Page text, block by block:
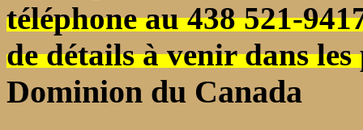
téléphone au 438 521-
de détails à venir dans les
Dominion du Canada